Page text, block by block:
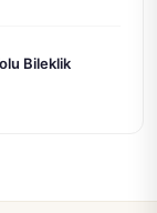
Bileklik